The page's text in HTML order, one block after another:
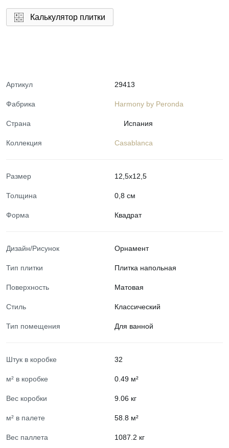
Калькулятор плитки
Артикул 29413
Фабрика Harmony by Peronda
Страна Испания
Коллекция Casablanca
Размер 12,5x12,5
Толщина 0,8 см
Форма Квадрат
Дизайн/Рисунок Орнамент
Тип плитки Плитка напольная
Поверхность Матовая
Стиль Классический
Тип помещения Для ванной
Штук в коробке 32
м² в коробке 0.49 м²
Вес коробки 9.06 кг
м² в палете 58.8 м²
Вес паллета 1087.2 кг